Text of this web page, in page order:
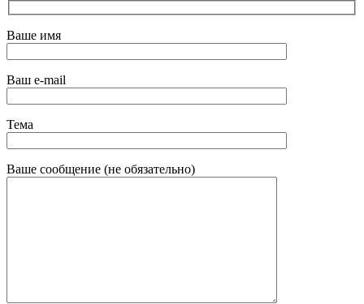
Ваше имя
Ваш e-mail
Тема
Ваше сообщение (не обязательно)